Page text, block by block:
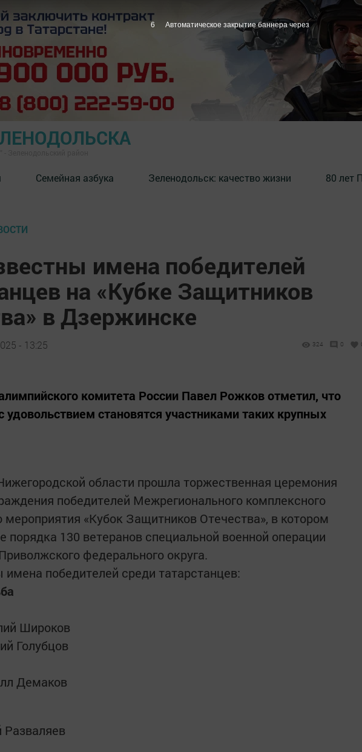
Семейная азбука ⁠Зеленодольск: качество жизни 80 лет
имена победителей
на «Кубке Защитников
в Дзержинске
- 13:25 324 0
комитета России Павел Рожков отметил, что
становятся участниками таких крупных
области прошла торжественная церемония
победителей Межрегионального комплексного
мероприятия «Кубок Защитников Отечества», в котором
порядка 130 ветеранов специальной военной операции
федерального округа.
имена победителей среди татарстанцев:
Широков
Голубцов
Демаков
Разваляев
5 Автоматическое закрытие баннера через